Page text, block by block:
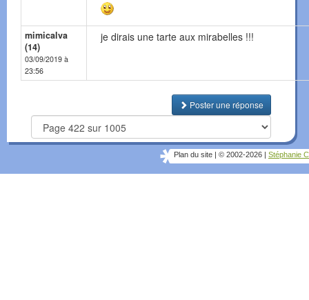
mimicalva
(14)
03/09/2019 à
23:56
je dirais une tarte aux mirabelles !!!
Poster une réponse
Plan du site © 2002-2026 Stéphanie C